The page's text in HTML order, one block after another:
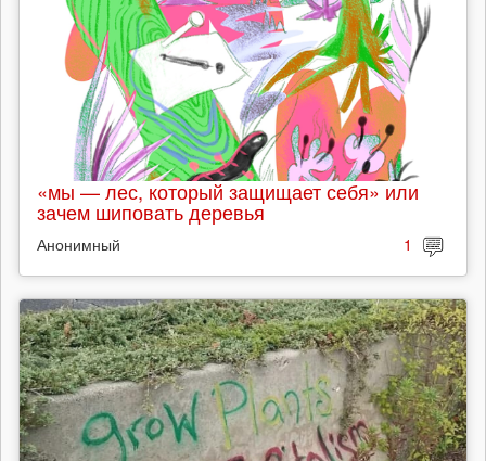
«мы — лес, который защищает себя» или
зачем шиповать деревья
Анонимный 1